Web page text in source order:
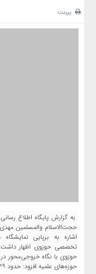
پرینت
به گزارش پایگاه اطلاع
حجت‌الاسلام‌ والمسلمین مهدی
اشاره به برپایی
تخصصی حوزوی اظهار داشت:
حوزوی با نگاه خروجی‌محور
حوزه‌های علمیه افزود: حدود ۴۹ مرکز تخصصی […]